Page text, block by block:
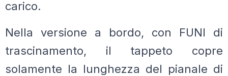
carico.
Nella versione a bordo, con FUNI di
trascinamento, il tappeto copre
solamente la lunghezza del pianale di